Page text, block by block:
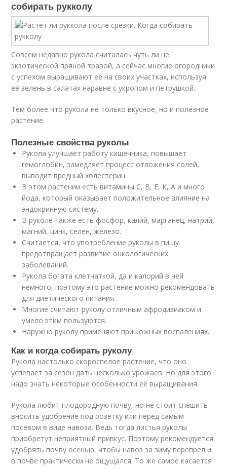
собирать рукколу
Совсем недавно рукола считалась чуть ли не
экзотической пряной травой, а сейчас многие огородники
с успехом выращивают её на своих участках, используя
её зелень в салатах наравне с укропом и петрушкой.
Тем более что рукола не только вкусное, но и полезное
растение.
Полезные свойства руколы
Рукола улучшает работу кишечника, повышает
гемоглобин, замедляет процесс отложения солей,
выводит вредный холестерин.
В этом растении есть витамины С, В, Е, К, А и много
йода, который оказывает положительное влияние на
эндокринную систему.
В руколе также есть фосфор, калий, марганец, натрий,
магний, цинк, селен, железо.
Считается, что употребление руколы в пищу
предотвращает развитие онкологических
заболеваний.
Рукола богата клетчаткой, да и калорий в ней
немного, поэтому это растение можно рекомендовать
для диетического питания.
Многие считают руколу отличным афродизиаком и
умело этим пользуются.
Наружно руколу применяют при кожных воспалениях.
Как и когда собирать руколу
Рукола настолько скороспелое растение, что оно
успевает за сезон дать несколько урожаев. Но для этого
надо знать некоторые особенности её выращивания.
Рукола любит плодородную почву, но не стоит спешить
вносить удобрение под розетку или перед самым
посевом в виде навоза. Ведь тогда листья руколы
приобретут неприятный привкус. Поэтому рекомендуется
удобрять почву осенью, чтобы навоз за зиму перепрел и
в почве практически не ощущался. То же самое касается